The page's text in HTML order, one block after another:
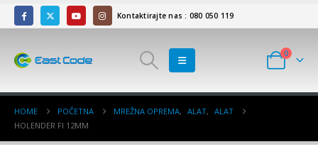
Kontaktirajte nas : 080 050 119
0
HOME POČETNA MREŽNA OPREMA, ALAT, ALAT
HOLENDER FI 12MM